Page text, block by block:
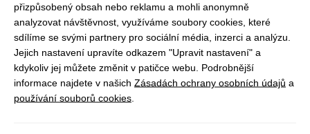
VAR závětří a
stabilizátor
Yate vařič lihový na
pevný líh
přizpůsobený obsah nebo reklamu a mohli anonymně
analyzovat návštěvnost, využíváme soubory cookies, které
sdílíme se svými partnery pro sociální média, inzerci a analýzu.
Jejich nastavení upravíte odkazem "Upravit nastavení" a
kdykoliv jej můžete změnit v patičce webu. Podrobnější
informace najdete v našich Zásadách ochrany osobních údajů a
používání souborů cookies